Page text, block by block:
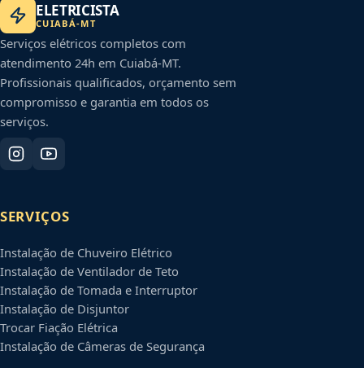
ELETRICISTA
CUIABÁ-MT
Serviços elétricos completos com
atendimento 24h em Cuiabá-MT.
Profissionais qualificados, orçamento sem
compromisso e garantia em todos os
serviços.
SERVIÇOS
Instalação de Chuveiro Elétrico
Instalação de Ventilador de Teto
Instalação de Tomada e Interruptor
Instalação de Disjuntor
Trocar Fiação Elétrica
Instalação de Câmeras de Segurança